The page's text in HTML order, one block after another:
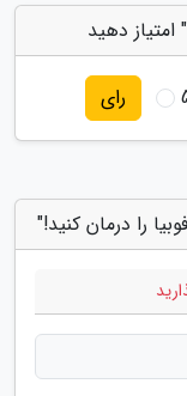
دهید
رای
را درمان کنید!"